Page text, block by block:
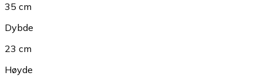
35 cm
Dybde
23 cm
Høyde